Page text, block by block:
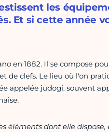
les
Et si cette année
en 1882. Il se compose
de clefs. Le lieu où l'on
appelée judogi, souvent
éléments dont elle dispose,